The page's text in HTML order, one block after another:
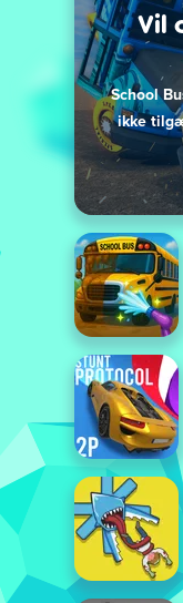
Vil
School
ikke